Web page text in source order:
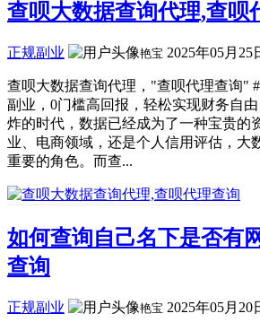
查呗大数据查询代理,查呗
正规副业 艳宝 2025年05月25
查呗大数据查询代理，"查呗代理查询"
副业，0门槛高回报，轻松实现财务自
炸的时代，数据已经成为了一种宝贵的
业、电商领域，还是个人信用评估，大
重要的角色。而查...
如何查询自己名下是否有
查询
正规副业 艳宝 2025年05月20